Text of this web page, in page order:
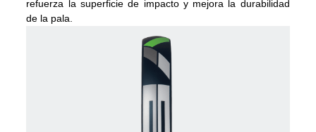
refuerza la superficie de impacto y mejora la durabilidad
de la pala.